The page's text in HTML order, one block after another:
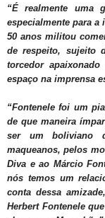
“É realmente uma
especialmente para a
50 anos militou
de respeito, sujeito
torcedor
espaço na imprensa
“Fontenele foi um
de que maneira
ser um boliviano
maqueanos, pelos
Diva e ao Márcio
nós temos um
conta dessa
Herbert Fontenele